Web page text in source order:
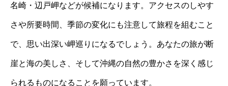
名崎・辺戸岬などが候補になります。アクセスのしやす
さや所要時間、季節の変化にも注意して旅程を組むこと
で、思い出深い岬巡りになるでしょう。あなたの旅が断
崖と海の美しさ、そして沖縄の自然の豊かさを深く感じ
られるものになることを願っています。